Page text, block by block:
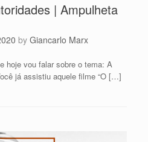
| Ampulheta
by Giancarlo Marx
hoje vou falar sobre o tema: A
já assistiu aquele filme “O […]